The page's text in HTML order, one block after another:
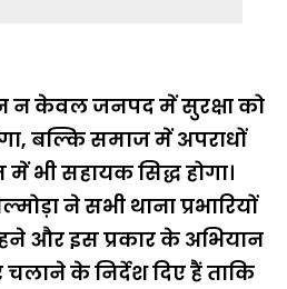
न केवल जनपद में सुरक्षा को
बल्कि समाज में अपराधों
भी सहायक सिद्ध होगा।
ने सभी थाना प्रभारियों
और इस प्रकार के अभियान
के निर्देश दिए हैं ताकि